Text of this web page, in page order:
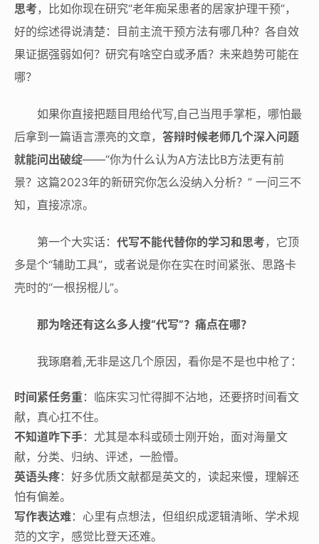
思考，比如你现在研究“老年痴呆患者的居家护理干预”，
好的综述得说清楚：目前主流干预方法有哪几种？各自效
果证据强弱如何？研究有啥空白或矛盾？未来趋势可能在
哪？
如果你直接把题目甩给代写,自己当甩手掌柜，哪怕最
后拿到一篇语言漂亮的文章， 答辩时候老师几个深入问题
就能问出破绽——“你为什么认为A方法比B方法更有前
景？这篇2023年的新研究你怎么没纳入分析？” 一问三不
知，直接凉凉。
第一个大实话： 代写不能代替你的学习和思考，它顶
多是个“辅助工具”，或者说是你在实在时间紧张、思路卡
壳时的“一根拐棍儿”。
那为啥还有这么多人搜“代写”？痛点在哪？
我琢磨着,无非是这几个原因，看你是不是也中枪了：
时间紧任务重：临床实习忙得脚不沾地，还要挤时间看文
献，真心扛不住。
不知道咋下手：尤其是本科或硕士刚开始，面对海量文
献，分类、归纳、评述，一脸懵。
英语头疼：好多优质文献都是英文的，读起来慢，理解还
怕有偏差。
写作表达难：心里有点想法，但组织成逻辑清晰、学术规
范的文字，感觉比登天还难。